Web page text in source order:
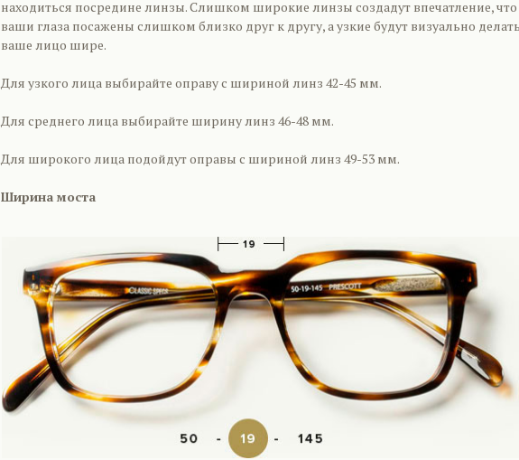
находиться посредине линзы. Слишком широкие линзы создадут впечатление, что
ваши глаза посажены слишком близко друг к другу, а узкие будут визуально делать
ваше лицо шире.
Для узкого лица выбирайте оправу с шириной линз 42-45 мм.
Для среднего лица выбирайте ширину линз 46-48 мм.
Для широкого лица подойдут оправы с шириной линз 49-53 мм.
Ширина моста